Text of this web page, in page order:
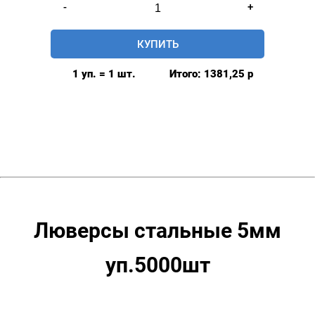
-
Люверсы
стальные
+
КУПИТЬ
1 уп. = 1 шт. Итого: 1381,25 р
Люверсы стальные 5мм
уп.5000шт